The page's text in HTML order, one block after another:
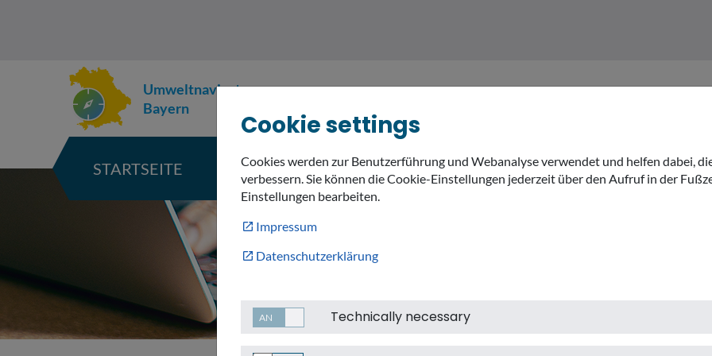
Umweltnavigator
Bayern
STARTSEITE KARTE MEIN LANDKREIS THEMEN
Cookie settings
Cookies werden zur Benutzerführung und Webanalyse verwendet und helfen dabei,
verbessern. Sie können die Cookie-Einstellungen jederzeit über den Aufruf in der
Einstellungen bearbeiten.
Impressum
Datenschutzerklärung
Technically necessary